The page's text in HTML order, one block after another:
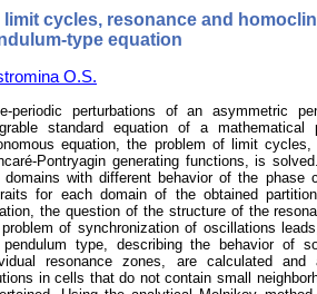
limit cycles, resonance and
type equation
O.S.
periodic perturbations of an asymmetric
standard equation of a mathematical
equation, the problem of limit
Pontryagin generating functions, is
domains with different behavior of the phase
for each domain of the obtained
the question of the structure of the
of synchronization of oscillations
type, describing the behavior of
resonance zones, are calculated
in cells that do not contain small